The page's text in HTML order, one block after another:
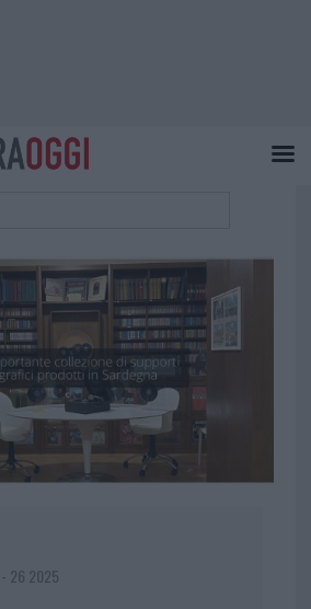
26 2025